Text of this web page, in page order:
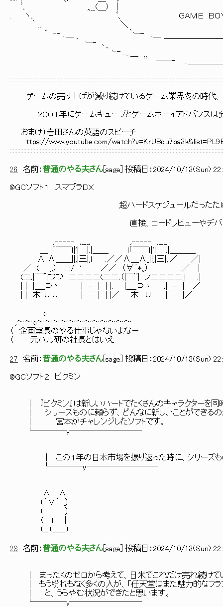
ﾞ、 ,,__(＿) | | r
. ヽ、 ﾞ、 ＧＡＭＥ ＢＯＹ Ａ
｀ .、
ﾞ ‐- ..＿ ｀ー- ..＿
｀ ー- 、 ￣￣￣￣￣￣￣￣
｀ ｰ- .._
￣ ﾞﾞ ──- ...＿＿＿＿＿＿＿＿
ゲームの売り上げが減り続けているゲーム業界冬の時代、
２００１年にゲームキューブとゲームボーイアドバンスは
おまけ）岩田さんの英語のスピーチ
ttps://www.youtube.com/
26 名前： 普通のやる夫さん sage ] 投稿日： 2024/10/13(Sun)
@GCソフト１ スマブラＤＸ
超ハードスケジュールだったた
直接、コードレビューやデバッグを
,----- ,___, ,----- ,___,
＿ l「￣￣ｌ|'| |.|＿＿ l「￣￣ｌ|'| |.|＿＿＿_
∧ ∧＿＿||,|三|,l .／／∧＿∧_||,|三|,l／ ／|
／ ( ,,）: : : :/ ' ／／ （∀｀*,,） .／ |
(二.|￣~|つつ 二二二二(二二.（|￣~| ノ二二二二」 .|
| | |＿_⊃ヽ | - | | |. |＿_⊃ヽ .| - | ／
| | 木 ∪∪ | - | | |／ 木 ∪ | - |／
o
,～～o～～～～～～～～～～～～
（ 企画室長のやる仕事じゃないよなー
（ 元ハル研の社長とはいえ
27 名前： 普通のやる夫さん sage ] 投稿日： 2024/10/13(Sun)
@GCソフト２ ピクミン
│ 『ピクミン』は新しいハードでたくさんのキャラクターを同
│ シリーズものに頼らず、どんなに新しいことができるの
│ 宮本がチャレンジしたソフトです。
└────y─────────
│ この１年の日本市場を振り返った時に、シリーズもの
└────y─────────
∧＿∧
（´∀｀ ,,）
（ ）
〈 ｌ ｜
（__（＿__）
28 名前： 普通のやる夫さん sage ] 投稿日： 2024/10/13(Sun)
│ まったくのゼロから考えて、日米でこれだけ売れ続けて
│ もう紛れもなく多くの人が、「任天堂はまた魅力的なフラ
│ と、うらやむ状況ができたと思います。
└────y─────────